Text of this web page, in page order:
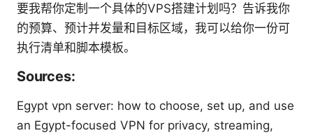
要我帮你定制一个具体的VPS搭建计划吗？告诉我你
的预算、预计并发量和目标区域，我可以给你一份可
执行清单和脚本模板。
Sources:
Egypt vpn server: how to choose, set up, and use
an Egypt-focused VPN for privacy, streaming,